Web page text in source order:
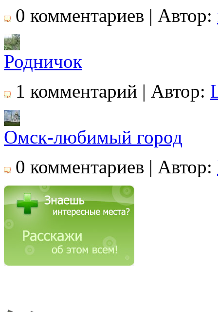
0 комментариев | Автор:
Родничок
1 комментарий | Автор:
Омск-любимый город
0 комментариев | Автор: